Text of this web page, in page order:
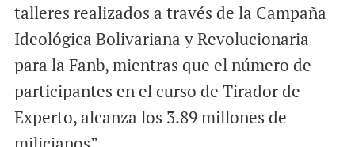
talleres realizados a través de la Campaña
Ideológica Bolivariana y Revolucionaria
para la Fanb, mientras que el número de
participantes en el curso de Tirador de
Experto, alcanza los 3.89 millones de